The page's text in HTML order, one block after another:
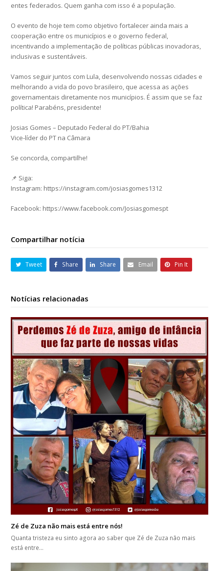
entes federados. Quem ganha com isso é a população.
O evento de hoje tem como objetivo fortalecer ainda mais a
cooperação entre os municípios e o governo federal,
incentivando a implementação de políticas públicas inovadoras,
inclusivas e sustentáveis.
Vamos seguir juntos com Lula, desenvolvendo nossas cidades e
melhorando a vida do povo brasileiro, que acessa as ações
governamentais diretamente nos municípios. É assim que se faz
política! Parabéns, presidente!
Josias Gomes – Deputado Federal do PT/Bahia
Vice-líder do PT na Câmara
Se concorda, compartilhe!
📌 Siga:
Instagram: https://instagram.com/josiasgomes1312
Facebook: https://www.facebook.com/Josiasgomespt
Compartilhar notícia
Tweet Share Share Email Pin It
Notícias relacionadas
Zé de Zuza não mais está entre nós!
Quanta tristeza eu sinto agora ao saber que Zé de Zuza não mais
está entre…